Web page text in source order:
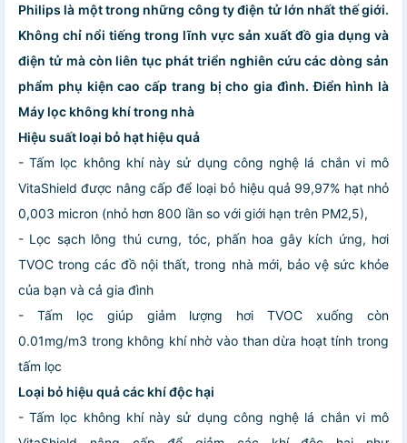
Philips là một trong những công ty điện tử lớn nhất thế giới.
Không chỉ nổi tiếng trong lĩnh vực sản xuất đồ gia dụng và
điện tử mà còn liên tục phát triển nghiên cứu các dòng sản
phẩm phụ kiện cao cấp trang bị cho gia đình. Điển hình là
Máy lọc không khí trong nhà
Hiệu suất loại bỏ hạt hiệu quả
- Tấm lọc không khí này sử dụng công nghệ lá chắn vi mô
VitaShield được nâng cấp để loại bỏ hiệu quả 99,97% hạt nhỏ
0,003 micron (nhỏ hơn 800 lần so với giới hạn trên PM2,5),
- Lọc sạch lông thú cưng, tóc, phấn hoa gây kích ứng, hơi
TVOC trong các đồ nội thất, trong nhà mới, bảo vệ sức khỏe
của bạn và cả gia đình
- Tấm lọc giúp giảm lượng hơi TVOC xuống còn
0.01mg/m3 trong không khí nhờ vào than dừa hoạt tính trong
tấm lọc
Loại bỏ hiệu quả các khí độc hại
- Tấm lọc không khí này sử dụng công nghệ lá chắn vi mô